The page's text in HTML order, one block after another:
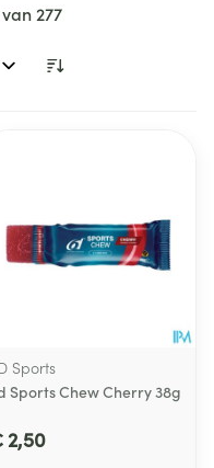
277
Sports
Sports Chew Cherry 38g
2,50